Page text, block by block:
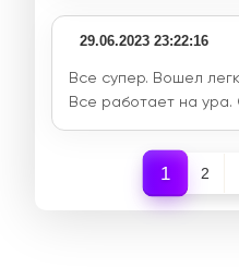
29.06.2023 23:22:16
Все супер. Вошел
Все работает на
1 2